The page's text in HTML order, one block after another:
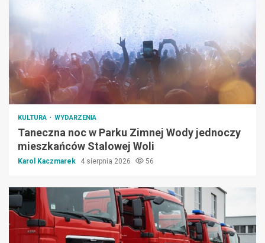
KULTURA WYDARZENIA
Taneczna noc w Parku Zimnej Wody jednoczy
mieszkańców Stalowej Woli
Karol Kaczmarek 4 sierpnia 2026 56